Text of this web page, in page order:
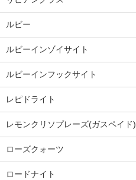
ルビー
ルビーインゾイサイト
ルビーインフックサイト
レピドライト
レモンクリソプレーズ(ガスペイド)
ローズクォーツ
ロードナイト